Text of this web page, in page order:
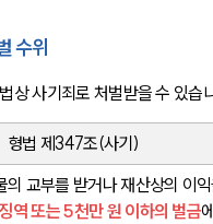
수위
상 사기죄로 처벌받을 수 있습
형법 제347조(사기)
의 교부를 받거나 재산상의 이
역 또는 5천만 원 이하의 벌금